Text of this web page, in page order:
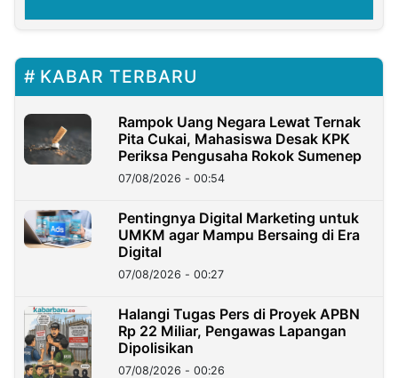
KABAR TERBARU
Rampok Uang Negara Lewat Ternak
Pita Cukai, Mahasiswa Desak KPK
Periksa Pengusaha Rokok Sumenep
07/08/2026 - 00:54
Pentingnya Digital Marketing untuk
UMKM agar Mampu Bersaing di Era
Digital
07/08/2026 - 00:27
Halangi Tugas Pers di Proyek APBN
Rp 22 Miliar, Pengawas Lapangan
Dipolisikan
07/08/2026 - 00:26